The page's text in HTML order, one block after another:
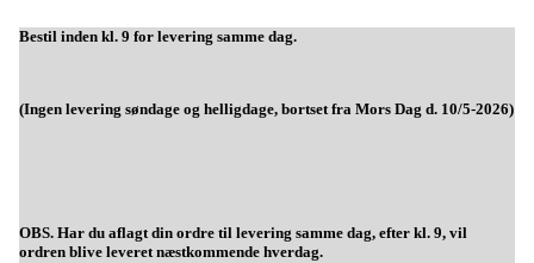
Bestil inden kl. 9 for levering samme dag.
(Ingen levering søndage og helligdage, bortset fra Mors Dag d. 10/5-2026)
OBS. Har du aflagt din ordre til levering samme dag, efter kl. 9, vil
ordren blive leveret næstkommende hverdag.